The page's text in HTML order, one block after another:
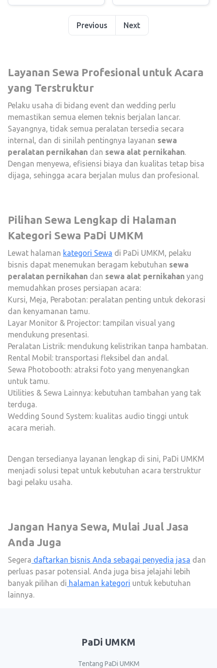
Previous Next
Layanan Sewa Profesional untuk Acara
yang Terstruktur
Pelaku usaha di bidang event dan wedding perlu
memastikan semua elemen teknis berjalan lancar.
Sayangnya, tidak semua peralatan tersedia secara
internal, dan di sinilah pentingnya layanan sewa
peralatan pernikahan dan sewa alat pernikahan.
Dengan menyewa, efisiensi biaya dan kualitas tetap bisa
dijaga, sehingga acara berjalan mulus dan profesional.
Pilihan Sewa Lengkap di Halaman
Kategori Sewa PaDi UMKM
Lewat halaman kategori Sewa di PaDi UMKM, pelaku
bisnis dapat menemukan beragam kebutuhan sewa
peralatan pernikahan dan sewa alat pernikahan yang
memudahkan proses persiapan acara:
Kursi, Meja, Perabotan: peralatan penting untuk dekorasi
dan kenyamanan tamu.
Layar Monitor & Projector: tampilan visual yang
mendukung presentasi.
Peralatan Listrik: mendukung kelistrikan tanpa hambatan.
Rental Mobil: transportasi fleksibel dan andal.
Sewa Photobooth: atraksi foto yang menyenangkan
untuk tamu.
Utilities & Sewa Lainnya: kebutuhan tambahan yang tak
terduga.
Wedding Sound System: kualitas audio tinggi untuk
acara meriah.
Dengan tersedianya layanan lengkap di sini, PaDi UMKM
menjadi solusi tepat untuk kebutuhan acara terstruktur
bagi pelaku usaha.
Jangan Hanya Sewa, Mulai Jual Jasa
Anda Juga
Segera daftarkan bisnis Anda sebagai penyedia jasa dan
perluas pasar potensial. Anda juga bisa jelajahi lebih
banyak pilihan di halaman kategori untuk kebutuhan
lainnya.
PaDi UMKM
Tentang PaDi UMKM